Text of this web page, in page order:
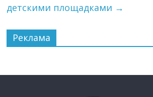
детскими площадками →
Реклама